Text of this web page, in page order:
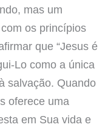
mas um
os princípios
que “Jesus é
Lo como a única
salvação. Quando
oferece uma
em Sua vida e